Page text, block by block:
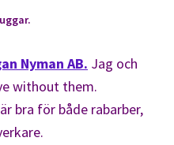
Nyman AB. Jag och
without them.
bra för både rabarber,